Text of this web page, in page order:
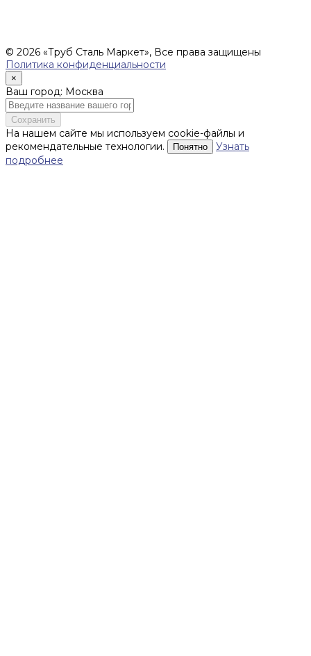
© 2026 «Труб Сталь Маркет», Все права защищены
Политика конфиденциальности
×
Ваш город: Москва
Сохранить
На нашем сайте мы используем cookie-файлы и
рекомендательные технологии.
Понятно
Узнать
подробнее